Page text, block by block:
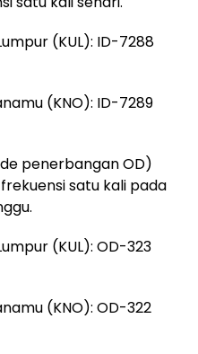
(KUL): ID-7288
(KNO): ID-7289
penerbangan OD)
satu kali pada
(KUL): OD-323
(KNO): OD-322